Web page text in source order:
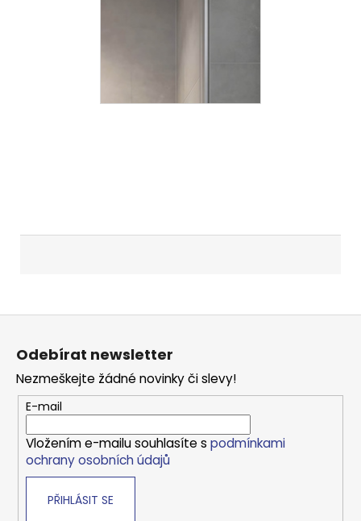
Z
Odebírat newsletter
Nezmeškejte žádné novinky či slevy!
E-mail
Vložením e-mailu souhlasíte s podmínkami
ochrany osobních údajů
PŘIHLÁSIT SE